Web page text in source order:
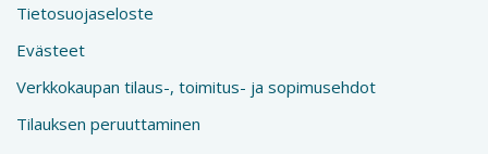
Tietosuojaseloste
Evästeet
Verkkokaupan tilaus-, toimitus- ja sopimusehdot
Tilauksen peruuttaminen